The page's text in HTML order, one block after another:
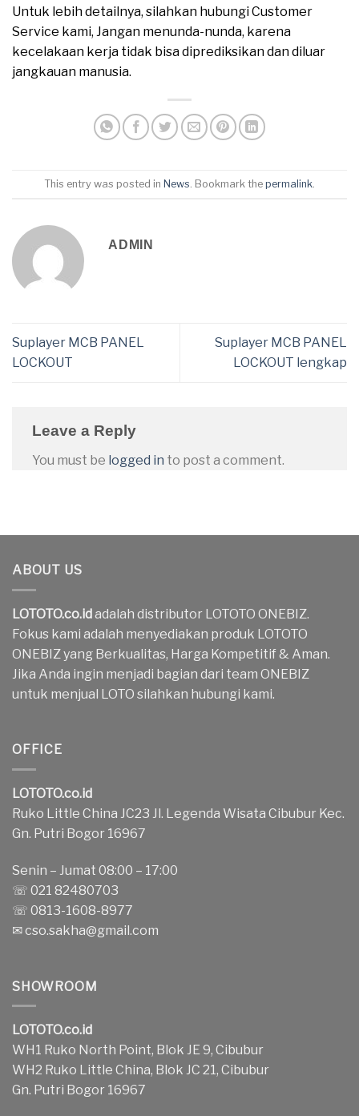
Untuk lebih detailnya, silahkan hubungi Customer
Service kami, Jangan menunda-nunda, karena
kecelakaan kerja tidak bisa diprediksikan dan diluar
jangkauan manusia.
This entry was posted in News . Bookmark the permalink
ADMIN
Suplayer MCB PANEL
LOCKOUT
Suplayer MCB PANEL
LOCKOUT lengkap
Leave a Reply
You must be logged in to post a comment.
ABOUT US
LOTOTO.co.idadalah distributor LOTOTO ONEBIZ.
Fokus kami adalah menyediakan produk LOTOTO
ONEBIZ yang Berkualitas, Harga Kompetitif & Aman.
Jika Anda ingin menjadi bagian dari team ONEBIZ
untuk menjual LOTO silahkan hubungi kami.
OFFICE
LOTOTO.co.id
Ruko Little China JC23 Jl. Legenda Wisata Cibubur Kec.
Gn. Putri Bogor 16967
Senin – Jumat 08:00 – 17:00
☏ 021 82480703
☏ 0813-1608-8977
✉cso.sakha@gmail.com
SHOWROOM
LOTOTO.co.id
WH1 Ruko North Point, Blok JE 9, Cibubur
WH2 Ruko Little China, Blok JC 21, Cibubur
Gn. Putri Bogor 16967